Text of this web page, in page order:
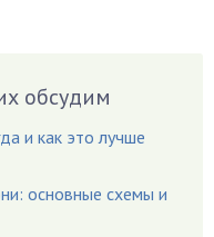
обсудим
и как это лучше
основные схемы и